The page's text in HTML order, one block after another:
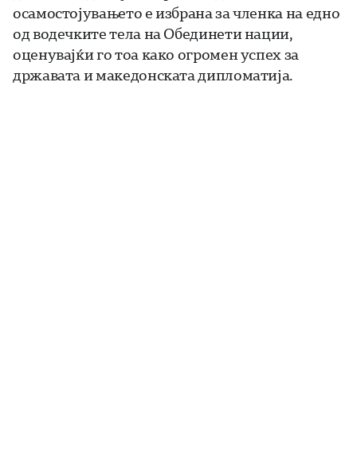
осамостојувањето е избрана за членка на едно
од водечките тела на Обединети нации,
оценувајќи го тоа како огромен успех за
државата и македонската дипломатија.